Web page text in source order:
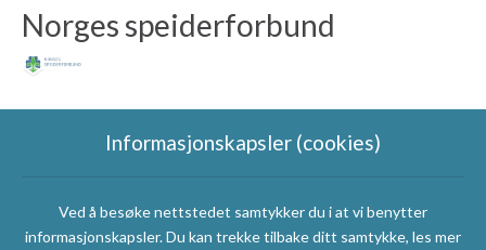
Norges speiderforbund
Speidergruppas
Informasjonskapsler (cookies)
Ved å besøke nettstedet samtykker du i at vi benytter
informasjonskapsler. Du kan trekke tilbake ditt samtykke, les mer